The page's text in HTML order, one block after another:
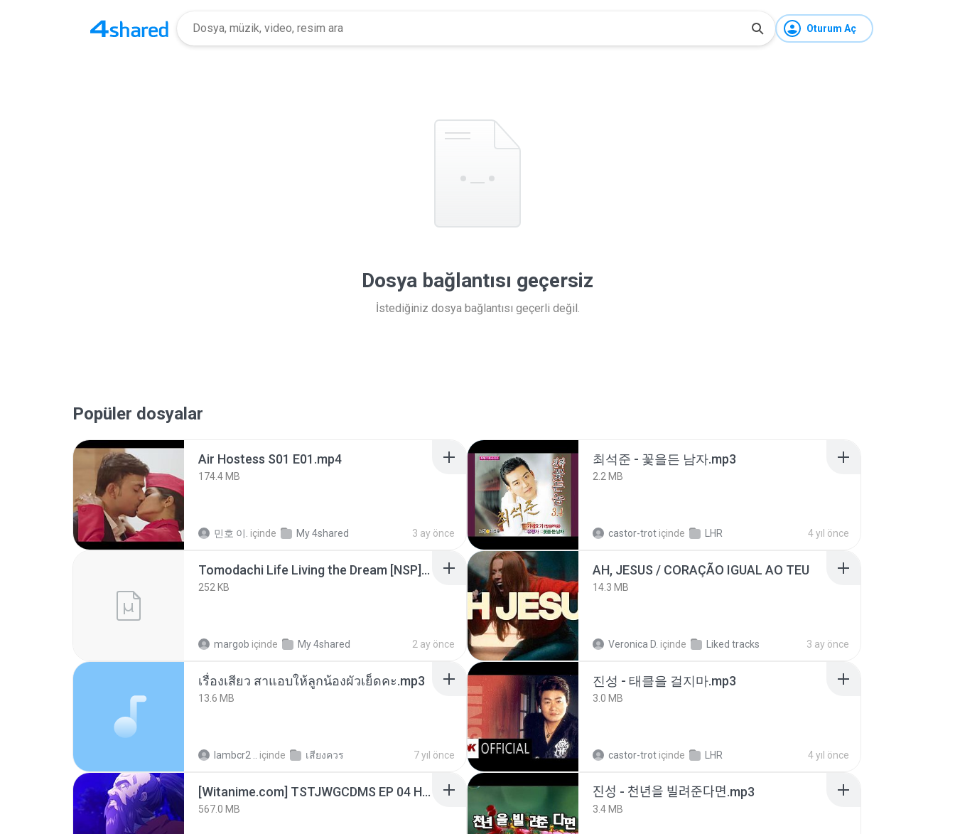
Oturum Aç
Dosya bağlantısı geçersiz
İstediğiniz dosya bağlantısı geçerli değil.
Popüler dosyalar
Air Hostess S01 E01.mp4
174.4 MB
민호 이. içinde My 4shared 3 ay önce
최석준 - 꽃을든 남자.mp3
2.2 MB
castor-trot içinde LHR 4 yıl önce
Tomodachi Life Living the Dream [NSP].torrent
252 KB
margob içinde My 4shared 2 ay önce
AH, JESUS / CORAÇÃO IGUAL AO TEU
14.3 MB
Veronica D. içinde Liked tracks 3 ay önce
เรื่องเสียว สาแอบให้ลูกน้องผัวเย็ดคะ.mp3
13.6 MB
lambcr2 .. içinde เสียงควร 7 yıl önce
진성 - 태클을 걸지마.mp3
3.0 MB
castor-trot içinde LHR 4 yıl önce
[Witanime.com] TSTJWGCDMS EP 04 HD.mp4
567.0 MB
진성 - 천년을 빌려준다면.mp3
3.4 MB